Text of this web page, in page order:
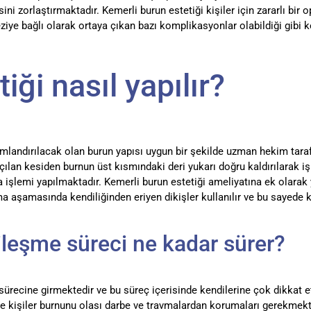
zorlaştırmaktadır. Kemerli burun estetiği kişiler için zararlı
bağlı olarak ortaya çıkan bazı komplikasyonlar olabildiği gibi
nasıl yapılır?
olan burun yapısı uygun bir şekilde uzman hekim
kesiden burnun üst kısmındaki deri yukarı doğru
yapılmaktadır. Kemerli burun estetiği ameliyatına ek
kendiliğinden eriyen dikişler kullanılır ve bu
süreci ne kadar sürer?
girmektedir ve bu süreç içerisinde kendilerine çok dikkat
burnunu olası darbe ve travmalardan korumaları